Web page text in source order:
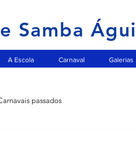
Samba
A Escola Carnaval Galerias
passados